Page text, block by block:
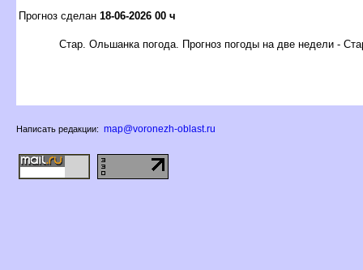
Прогноз сделан 18-06-2026 00 ч
Стар. Ольшанка погода. Прогноз погоды на две недели -
Написать редакции: map@voronezh-oblast.ru